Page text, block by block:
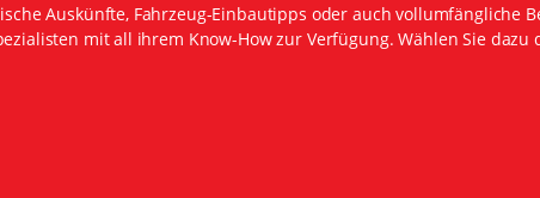
Auskünfte, Fahrzeug-Einbautipps oder auch vollumfängliche
mit all ihrem Know-How zur Verfügung. Wählen Sie dazu